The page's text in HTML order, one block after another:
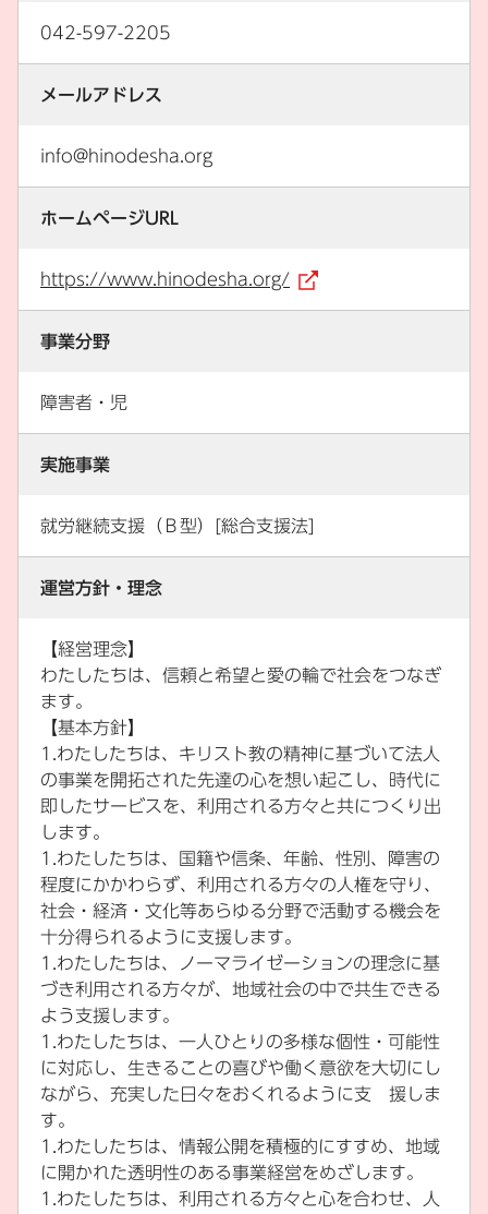
042-597-2205
メールアドレス
info@hinodesha.org
ホームページURL
https://www.hinodesha.org/
事業分野
障害者・児
実施事業
就労継続支援（Ｂ型）[総合支援法]
運営方針・理念
【経営理念】
わたしたちは、信頼と希望と愛の輪で社会をつなぎ
ます。
【基本方針】
1.わたしたちは、キリスト教の精神に基づいて法人
の事業を開拓された先達の心を想い起こし、時代に
即したサービスを、利用される方々と共につくり出
します。
1.わたしたちは、国籍や信条、年齢、性別、障害の
程度にかかわらず、利用される方々の人権を守り、
社会・経済・文化等あらゆる分野で活動する機会を
十分得られるように支援します。
1.わたしたちは、ノーマライゼーションの理念に基
づき利用される方々が、地域社会の中で共生できる
よう支援します。
1.わたしたちは、一人ひとりの多様な個性・可能性
に対応し、生きることの喜びや働く意欲を大切にし
ながら、充実した日々をおくれるように支 援しま
す。
1.わたしたちは、情報公開を積極的にすすめ、地域
に開かれた透明性のある事業経営をめざします。
1.わたしたちは、利用される方々と心を合わせ、人